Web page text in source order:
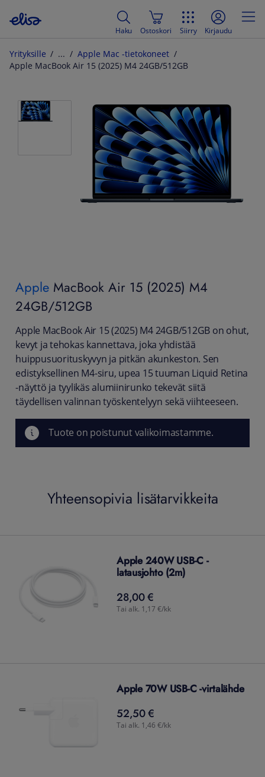
Haku Ostoskori Siirry Kirjaudu
Yrityksille
Apple Mac -tietokoneet
Apple MacBook Air 15 (2025) M4 24GB/512GB
Apple MacBook Air 15 (2025) M4
24GB/512GB
Apple MacBook Air 15 (2025) M4 24GB/512GB on ohut,
kevyt ja tehokas kannettava, joka yhdistää
huippusuorituskyvyn ja pitkän akunkeston. Sen
edistyksellinen M4-siru, upea 15 tuuman Liquid Retina
-näyttö ja tyylikäs alumiinirunko tekevät siitä
täydellisen valinnan työskentelyyn sekä viihteeseen.
Tuote on poistunut valikoimastamme.
Yhteensopivia lisätarvikkeita
Apple 240W USB-C -
latausjohto (2m)
28,00 €
28,00€
Tai alk. 1,17 €/kk
Apple 70W USB-C -virtalähde
52,50 €
52,50€
Tai alk. 1,46 €/kk